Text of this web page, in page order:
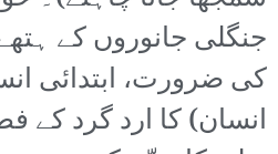
جنگلی جانوروں کے
کی ضرورت، ابتدائی
انسان) کا ارد گرد